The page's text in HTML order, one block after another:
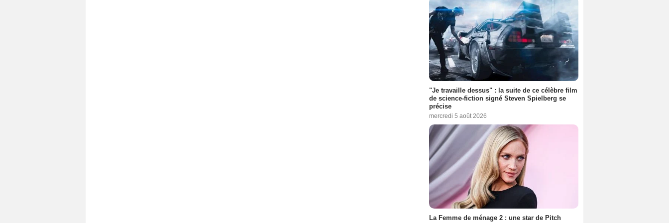
"Je travaille dessus" : la suite de ce célèbre film
de science-fiction signé Steven Spielberg se
précise
mercredi 5 août 2026
La Femme de ménage 2 : une star de Pitch